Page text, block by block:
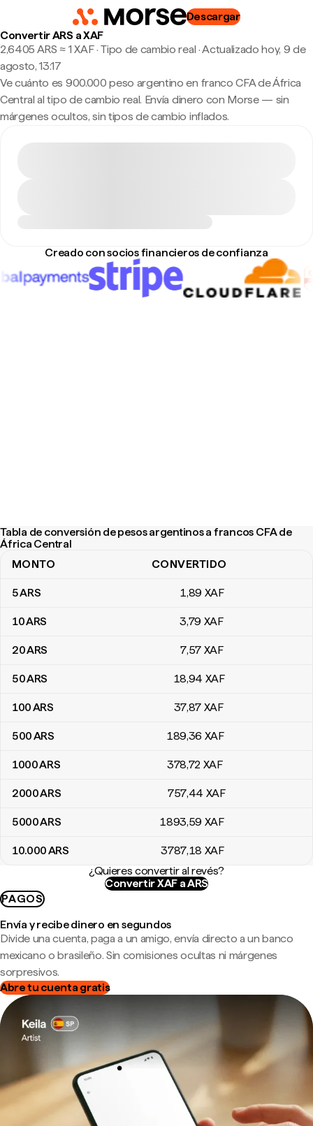
Descargar
Convertir ARS a XAF
2,6405 ARS ≈ 1 XAF · Tipo de cambio real ·Actualizado hoy, 9 de
agosto, 13:17
Ve cuánto es 900.000 peso argentino en franco CFA de África
Central al tipo de cambio real. Envía dinero con Morse — sin
márgenes ocultos, sin tipos de cambio inflados.
Creado con socios financieros de confianza
Tabla de conversión de pesos argentinos a francos CFA de
África Central
Tabla de conversión de pesos argentinos a francos CFA de
MONTO CONVERTIDO
5ARS 1,89 XAF
10ARS 3,79 XAF
20ARS 7,57 XAF
50ARS 18,94 XAF
100ARS 37,87 XAF
500ARS 189,36 XAF
1000ARS 378,72 XAF
2000ARS 757,44 XAF
5000ARS 1893,59 XAF
10.000ARS 3787,18 XAF
¿Quieres convertir al revés?
Convertir XAF a ARS
PAGOS
Envía y recibe dinero en segundos
Divide una cuenta, paga a un amigo, envía directo a un banco
mexicano o brasileño. Sin comisiones ocultas ni márgenes
sorpresivos.
Abre tu cuenta gratis